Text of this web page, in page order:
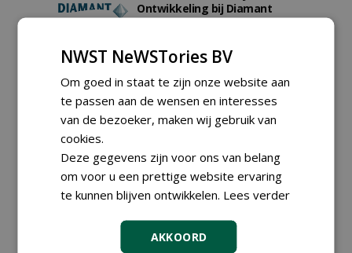
Ontwikkeling bij Diamant
groep Groen Xtra
Proefveldmedewerker/
landbouwmachines bij DSV
zaden Nederland B.V.
27-07-2026, Ven-Zelderheide
DSV zaden Nederland B.V.
27-07-2026, Ven-Zelderheide
Allround
magazijnmedewerker
(fulltime) bij DSV zaden
Nederland B.V.
27-07-2026, Ven Zelderheide
NWST NeWSTories BV
Om goed in staat te zijn onze website aan
te passen aan de wensen en interesses
van de bezoeker, maken wij gebruik van
cookies.
Deze gegevens zijn voor ons van belang
om voor u een prettige website ervaring
te kunnen blijven ontwikkelen. Lees verder
AKKOORD